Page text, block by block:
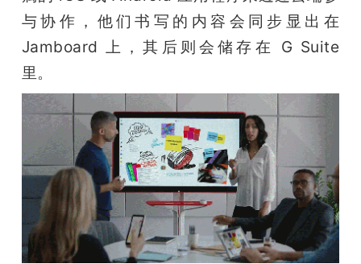
与协作，他们书写的内容会同步显出在
Jamboard 上，其后则会储存在 G Suite
里。